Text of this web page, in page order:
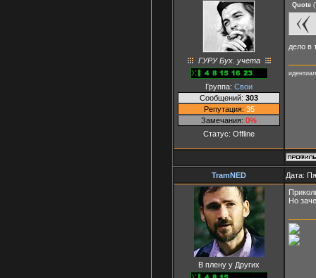
ГУРУ Бух. учета
Группа: Свои
Сообщений: 303
Репутация: 35
Замечания: 0%
Статус: Offline
Quote (
дело в
TramNED Дата:
В плену у Других
Но